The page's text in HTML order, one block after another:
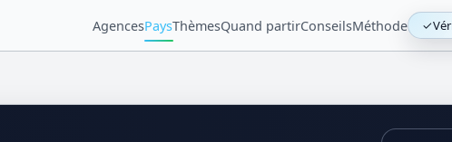
AgencesPaysThèmesQuand partirConseilsMéthode ✓